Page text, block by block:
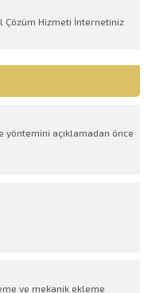
Çözüm Hizmeti İnternetiniz
yöntemini açıklamadan önce
ve mekanik ekleme